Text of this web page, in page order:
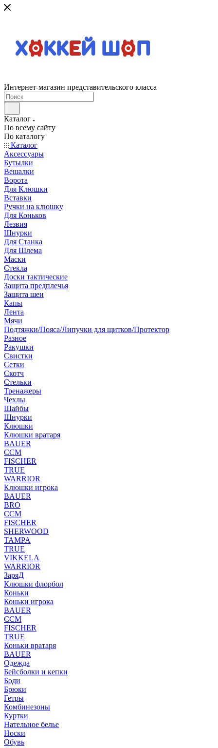
Интернет-магазин представительского класса
Каталог
По всему сайту
По каталогу
Каталог
Аксессуары
Бутылки
Вешалки
Ворота
Для Клюшки
Вставки
Ручки на клюшку
Для Коньков
Лезвия
Шнурки
Для Станка
Для Шлема
Маски
Стекла
Доски тактические
Защита предплечья
Защита шеи
Капы
Лента
Мячи
Подтяжки/Пояса/Липучки для щитков/Протектор
Разное
Ракушки
Свистки
Сетки
Скотч
Стельки
Тренажеры
Чехлы
Шайбы
Шнурки
Клюшки
Клюшки вратаря
BAUER
CCM
FISCHER
TRUE
WARRIOR
Клюшки игрока
BAUER
BRO
CCM
FISCHER
SHERWOOD
TAMPA
TRUE
VIKKELA
WARRIOR
ЗаряД
Клюшки флорбол
Коньки
Коньки игрока
BAUER
CCM
FISCHER
TRUE
Коньки вратаря
BAUER
Одежда
Бейсболки и кепки
Боди
Брюки
Гетры
Комбинезоны
Куртки
Нательное белье
Носки
Обувь